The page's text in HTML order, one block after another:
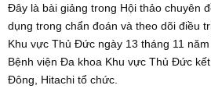
Đây là bài giảng trong Hội thảo chuyên
dụng trong chẩn đoán và theo dõi điều
Khu vực Thủ Đức ngày 13 tháng 11
Bệnh viện Đa khoa Khu vực Thủ Đức
Đông, Hitachi tổ chức.